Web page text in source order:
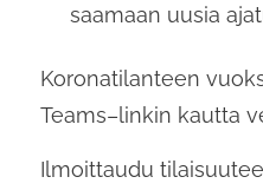
saamaan uusia
Koronatilanteen
Teams–linkin kautta
Ilmoittaudu